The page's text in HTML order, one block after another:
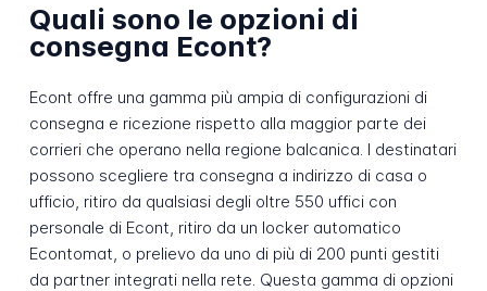
Quali sono le opzioni di
consegna Econt?
Econt offre una gamma più ampia di configurazioni di
consegna e ricezione rispetto alla maggior parte dei
corrieri che operano nella regione balcanica. I destinatari
possono scegliere tra consegna a indirizzo di casa o
ufficio, ritiro da qualsiasi degli oltre 550 uffici con
personale di Econt, ritiro da un locker automatico
Econtomat, o prelievo da uno di più di 200 punti gestiti
da partner integrati nella rete. Questa gamma di opzioni